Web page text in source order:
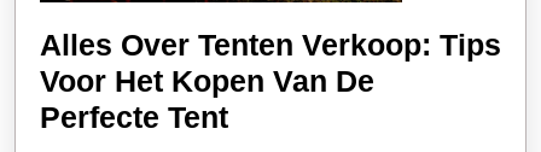
Alles Over Tenten Verkoop: Tips
Voor Het Kopen Van De
Perfecte TentAlles